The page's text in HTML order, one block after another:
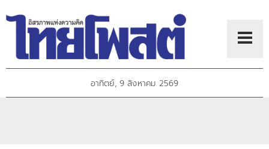
อาทิตย์, 9 สิงหาคม 2569